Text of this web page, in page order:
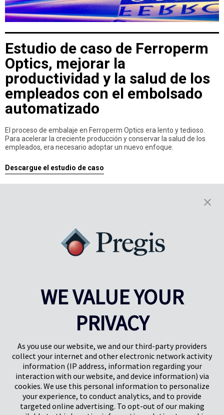
Estudio de caso de Ferroperm
Optics, mejorar la
productividad y la salud de los
empleados con el embolsado
automatizado
El proceso de embalaje en Ferroperm Optics era lento y tedioso.
Para acelerar la creciente producción y conservar la salud de los
empleados, era necesario adoptar un nuevo enfoque.
Descargue el estudio de caso
Herts, UK
SG1 2DG
Centro Pregis IQ
Park Forum 1053
Países Bajos
Pregis GmbH
Rheinpromenade 13
40789 Monheim am Rhein
WE VALUE YOUR
PRIVACY
As you use our website, we and our third-party providers
collect your internet and other electronic network activity
information (IP address, information regarding your
interaction with our website, and device information) via
cookies. We use this personal information to personalize
your experience, to conduct analytics, and to provide
targeted online advertising. To opt-out of our making